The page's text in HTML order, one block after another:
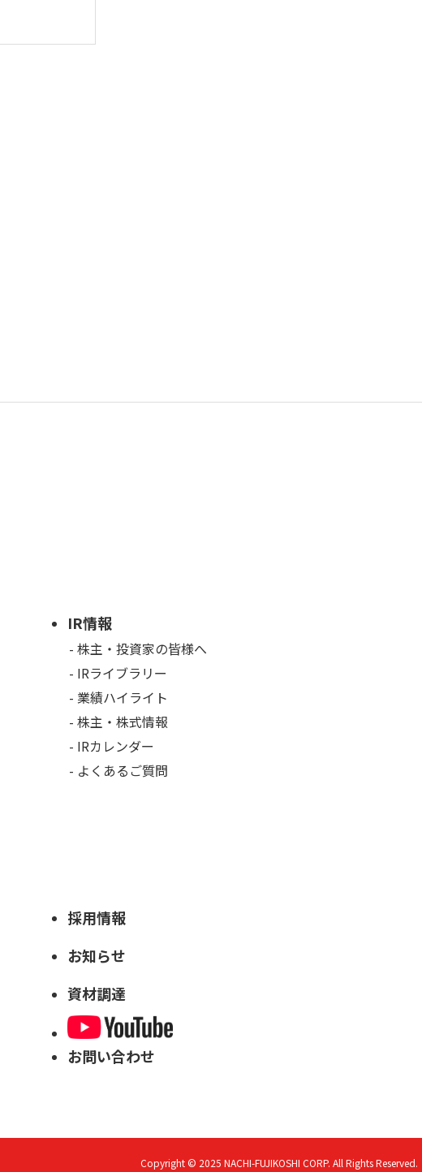
IR情報
株主・投資家の皆様へ
IRライブラリー
業績ハイライト
株主・株式情報
IRカレンダー
よくあるご質問
採用情報
お知らせ
資材調達
お問い合わせ
Copyright © 2025 NACHI-FUJIKOSHI CORP. All Rights Reserved.